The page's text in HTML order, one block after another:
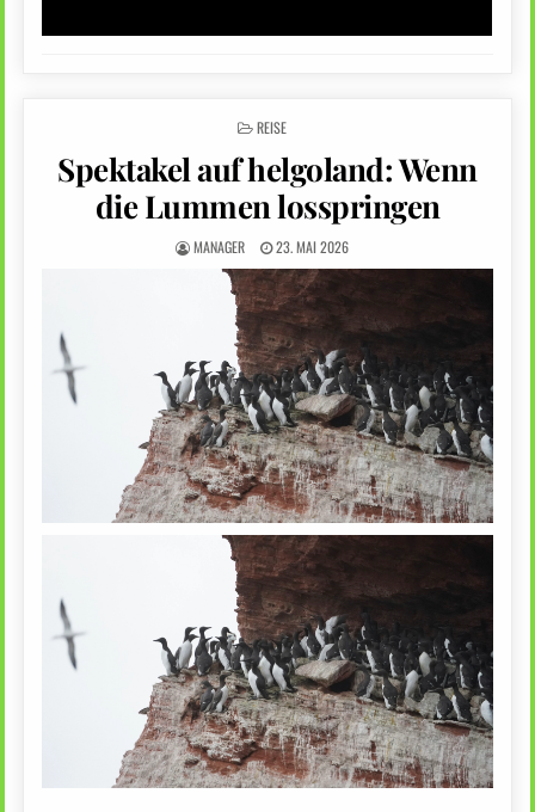
POSTED
REISE
Spektakel auf helgoland: Wenn
die Lummen losspringen
MANAGER 23. MAI 2026